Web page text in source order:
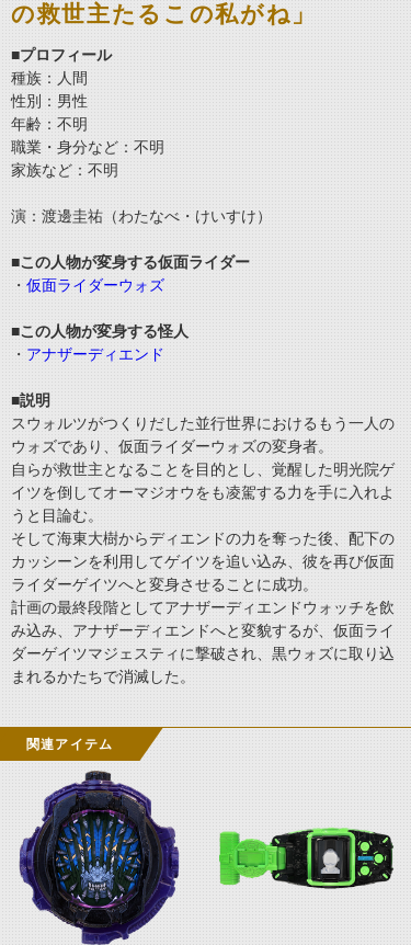
の救世主たるこの私がね」
■プロフィール
種族：人間
性別：男性
年齢：不明
職業・身分など：不明
家族など：不明
演：渡邊圭祐（わたなべ・けいすけ）
■この人物が変身する仮面ライダー
・ 仮面ライダーウォズ
■この人物が変身する怪人
・ アナザーディエンド
■説明
スウォルツがつくりだした並行世界におけるもう一人の
ウォズであり、仮面ライダーウォズの変身者。
自らが救世主となることを目的とし、覚醒した明光院ゲ
イツを倒してオーマジオウをも凌駕する力を手に入れよ
うと目論む。
そして海東大樹からディエンドの力を奪った後、配下の
カッシーンを利用してゲイツを追い込み、彼を再び仮面
ライダーゲイツへと変身させることに成功。
計画の最終段階としてアナザーディエンドウォッチを飲
み込み、アナザーディエンドへと変貌するが、仮面ライ
ダーゲイツマジェスティに撃破され、黒ウォズに取り込
まれるかたちで消滅した。
関連アイテム